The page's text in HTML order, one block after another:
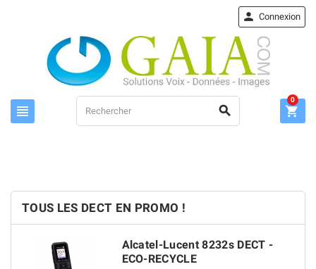
 
 Connexion

0
TOUS LES DECT EN PROMO !
Alcatel-Lucent 8232s DECT -
ECO-RECYCLE